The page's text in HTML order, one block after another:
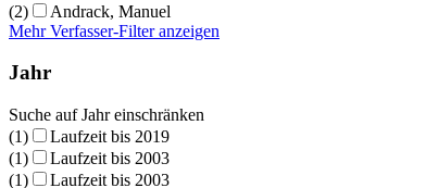
(2)
Andrack, Manuel
Mehr Verfasser-Filter anzeigen
Jahr
Suche auf Jahr einschränken
(1)
Laufzeit bis 2019
(1)
Laufzeit bis 2003
(1)
Laufzeit bis 2003